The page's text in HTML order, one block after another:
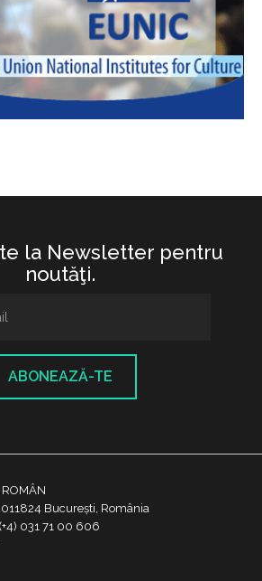
la Newsletter pentru
noutăţi.
ABONEAZĂ-TE
ROMÂN
București, România
031 71 00 606